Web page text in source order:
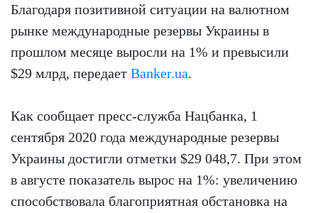
Благодаря позитивной ситуации на валютном
рынке международные резервы Украины в
прошлом месяце выросли на 1% и превысили
$29 млрд, передает Banker.ua.
Как сообщает пресс-служба Нацбанка, 1
сентября 2020 года международные резервы
Украины достигли отметки $29 048,7. При этом
в августе показатель вырос на 1%: увеличению
способствовала благоприятная обстановка на